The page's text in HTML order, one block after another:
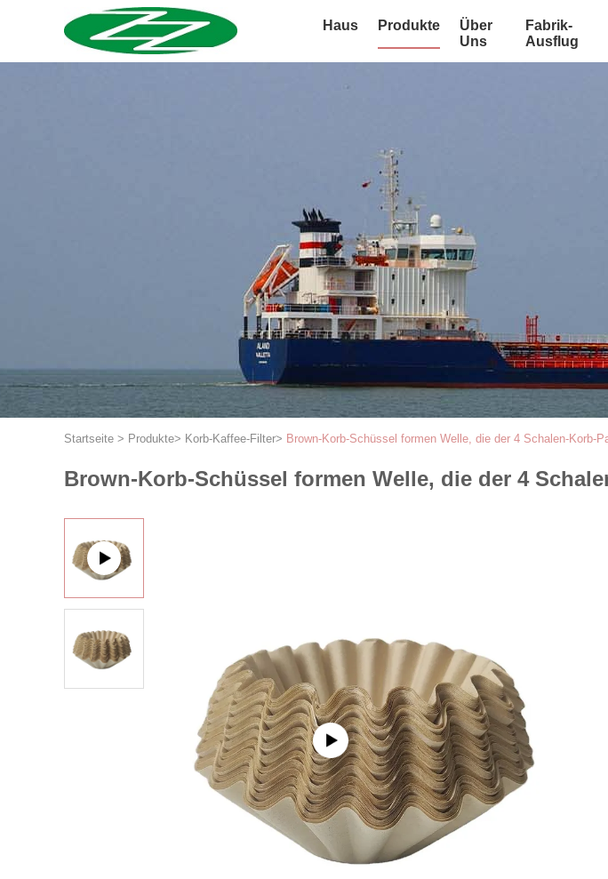
Haus Produkte
Über
Uns
Fabrik-
Ausflug
Startseite > Produkte> Korb-Kaffee-Filter> Brown-Korb-Schüssel formen Welle, die der 4 Schalen-Korb-
Brown-Korb-Schüssel formen Welle, die der 4